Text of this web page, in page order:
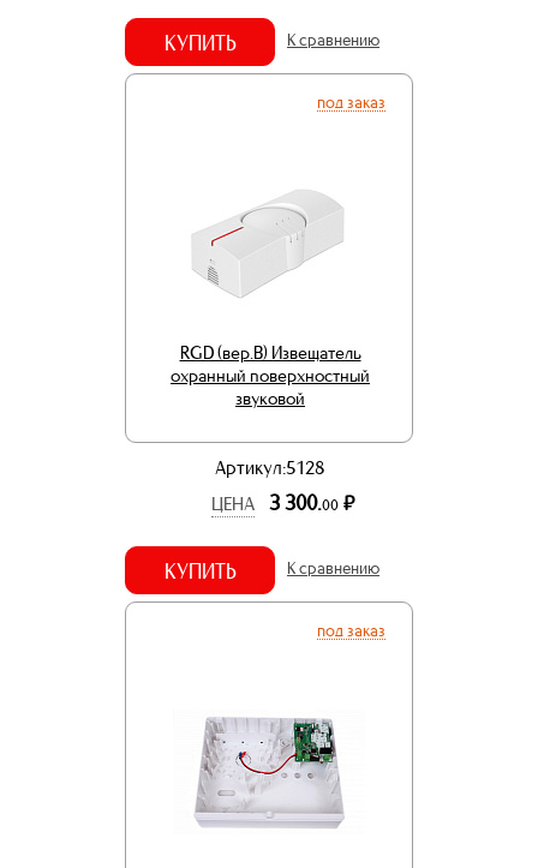
КУПИТЬ К сравнению
под заказ
RGD (вер.В) Извещатель
охранный поверхностный
звуковой
Артикул:5128
ЦЕНА
3 300.00 р.
КУПИТЬ К сравнению
под заказ